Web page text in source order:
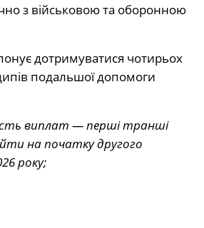
з військовою та оборонною
дотримуватися чотирьох
подальшої допомоги
виплат — перші транші
на початку другого
року;